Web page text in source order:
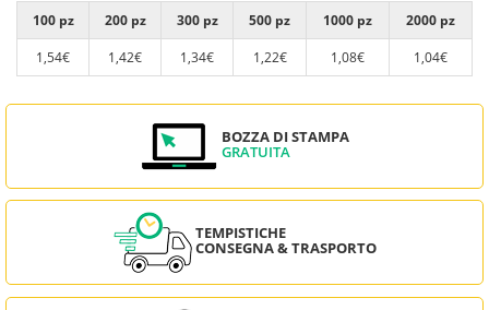
100 pz 200 pz 300 pz 500 pz 1000 pz
2000 pz
1,54€
1,42€ 1,34€ 1,22€ 1,08€ 1,04€
BOZZA DI STAMPA
GRATUITA
TEMPISTICHE
CONSEGNA & TRASPORTO